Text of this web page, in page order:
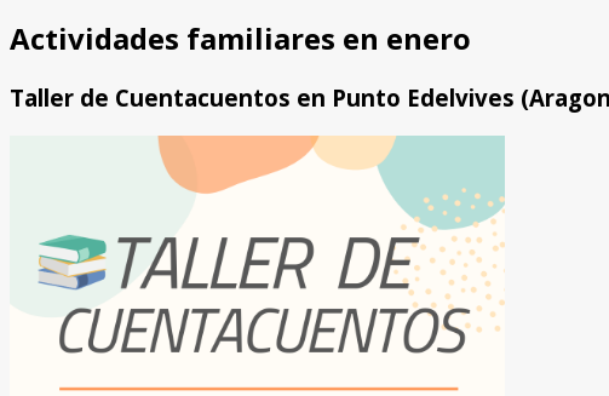
Actividades familiares en enero
Taller de Cuentacuentos en Punto Edelvives